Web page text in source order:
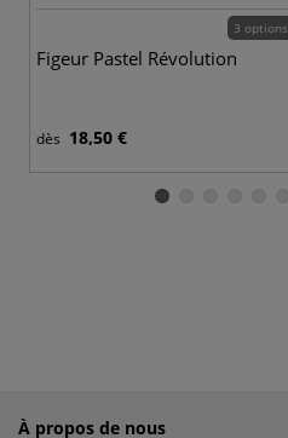
3 options
Figeur Pastel Révolution
dès 18,50 €
À propos de nous